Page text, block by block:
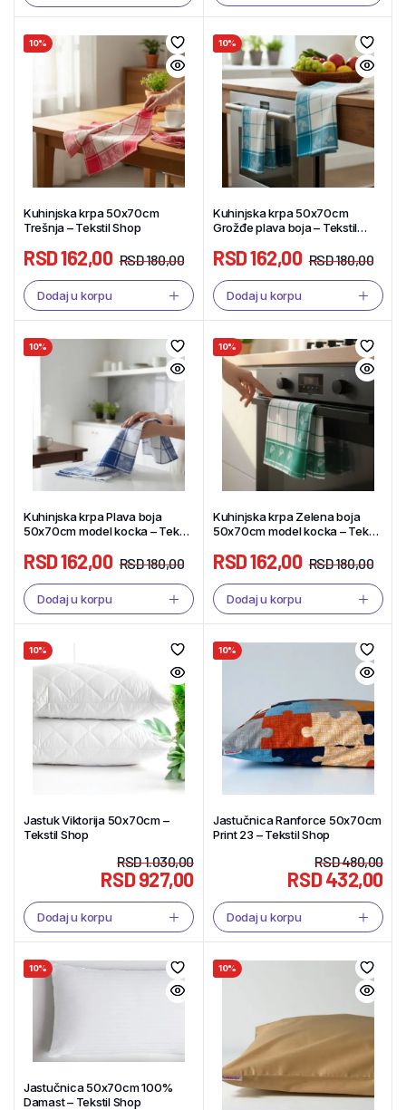
10%
Kuhinjska krpa 50x70cm
Trešnja – Tekstil Shop
RSD180,00
RSD162,00
Dodaj u korpu
10%
Kuhinjska krpa 50x70cm
Grožđe plava boja – Tekstil
RSD180,00
RSD162,00
Dodaj u korpu
10%
Kuhinjska krpa Plava boja
50x70cm model kocka – Tekstil
RSD180,00
RSD162,00
Dodaj u korpu
10%
Kuhinjska krpa Zelena boja
50x70cm model kocka – Tekstil
RSD180,00
RSD162,00
Dodaj u korpu
10%
Jastuk Viktorija 50x70cm –
Tekstil Shop
RSD1.030,00
RSD927,00
Dodaj u korpu
10%
Jastučnica Ranforce 50x70cm
Print 23 – Tekstil Shop
RSD480,00
RSD432,00
Dodaj u korpu
10%
Jastučnica 50x70cm 100%
Damast – Tekstil Shop
10%